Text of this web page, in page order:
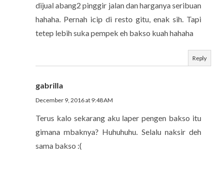
dijual abang2 pinggir jalan dan harganya seribuan
hahaha. Pernah icip di resto gitu, enak sih. Tapi
tetep lebih suka pempek eh bakso kuah hahaha
Reply
gabrilla
December 9, 2016 at 9:48 AM
Terus kalo sekarang aku laper pengen bakso itu
gimana mbaknya? Huhuhuhu. Selalu naksir deh
sama bakso :(